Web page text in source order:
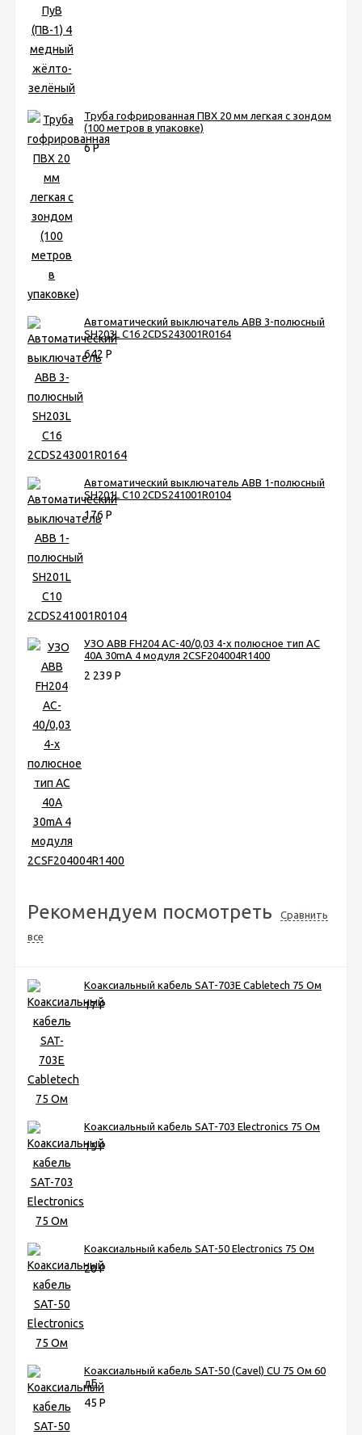
Труба гофрированная ПВХ 20 мм легкая с зондом
(100 метров в упаковке)
6Р
Автоматический выключатель ABB 3-полюсный
SH203L C16 2CDS243001R0164
642 Р
Автоматический выключатель ABB 1-полюсный
SH201L C10 2CDS241001R0104
176 Р
УЗО ABB FH204 AC-40/0,03 4-х полюсное тип AC
40A 30mA 4 модуля 2CSF204004R1400
2 239 Р
Рекомендуем посмотреть
Сравнить
все
Коаксиальный кабель SAT-703Е Cabletech 75 Ом
17Р
Коаксиальный кабель SAT-703 Electronics 75 Ом
15Р
Коаксиальный кабель SAT-50 Electronics 75 Ом
20Р
Коаксиальный кабель SAT-50 (Cavel) CU 75 Ом 60
дБ
45 Р